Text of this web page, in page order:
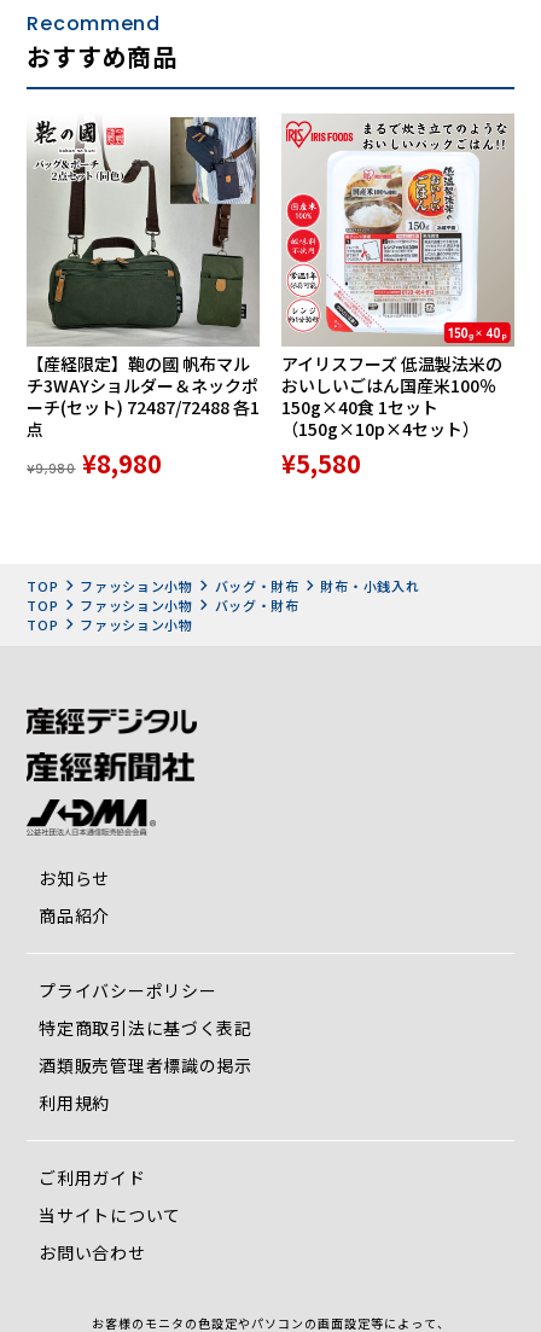
Recommend
おすすめ商品
【産経限定】鞄の國 帆布マル
チ3WAYショルダー＆ネックポ
ーチ(セット) 72487/72488 各1
点
¥9,980 ¥8,980
アイリスフーズ 低温製法米の
おいしいごはん国産米100％
150g×40食 1セット
（150g×10p×4セット）
¥5,580
TOP ファッション小物 バッグ・財布
財布・小銭入れ
TOP
ファッション小物
バッグ・財布
TOP
ファッション小物
お知らせ
商品紹介
プライバシーポリシー
特定商取引法に基づく表記
酒類販売管理者標識の掲示
利用規約
ご利用ガイド
当サイトについて
お問い合わせ
お客様のモニタの色設定やパソコンの画面設定等によって、